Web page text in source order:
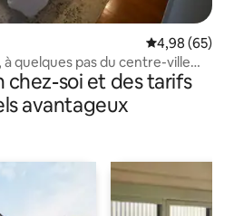
Évaluation
4,98 (65)
quelques pas du centre-ville
chez-soi et des tarifs
avantageux